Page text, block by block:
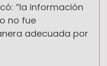
“la información
no fue
adecuada por